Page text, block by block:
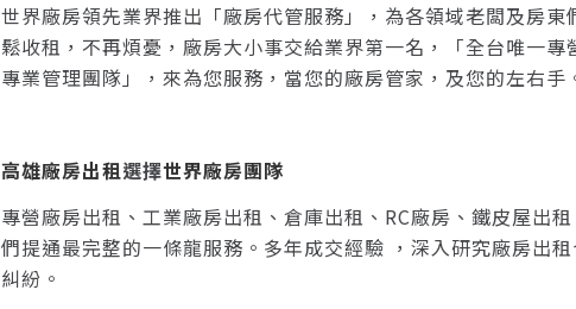
世界廠房領先業界推出「廠房代管服務」，為各領域老闆及房
鬆收租，不再煩憂，廠房大小事交給業界第一名，「全台唯一
專業管理團隊」，來為您服務，當您的廠房管家，及您的左右手
高雄廠房出租選擇世界廠房團隊
專營廠房出租、工業廠房出租、倉庫出租、RC廠房、鐵皮屋出
們提通最完整的一條龍服務。多年成交經驗 ，深入研究廠房出
糾紛。